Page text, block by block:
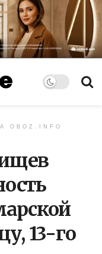
13-го